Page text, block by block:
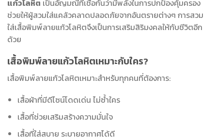
แก้วโลหิต เป็นอัญมณีที่เชื่อกันว่ามีพลังในการปกป้องคุ้มครอง
ช่วยให้ผู้สวมใส่แคล้วคลาดปลอดภัยจากอันตรายต่างๆ การสวม
ใส่เสื้อพิมพ์ลายแก้วโลหิตจึงเป็นการเสริมสิริมงคลให้กับชีวิตอีก
ด้วย
เสื้อพิมพ์ลายแก้วโลหิตเหมาะกับใคร?
เสื้อพิมพ์ลายแก้วโลหิตเหมาะสำหรับทุกคนที่ต้องการ:
เสื้อผ้าที่มีดีไซน์โดดเด่น ไม่ซ้ำใคร
เสื้อที่ช่วยเสริมสร้างความมั่นใจ
เสื้อที่ใส่สบาย ระบายอากาศได้ดี